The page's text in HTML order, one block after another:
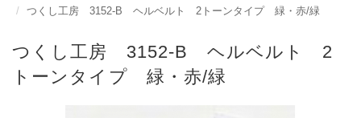
つくし工房 3152-B ヘルベルト 2トーンタイプ 緑・赤/緑
つくし工房 3152-B ヘルベルト 2
トーンタイプ 緑・赤/緑